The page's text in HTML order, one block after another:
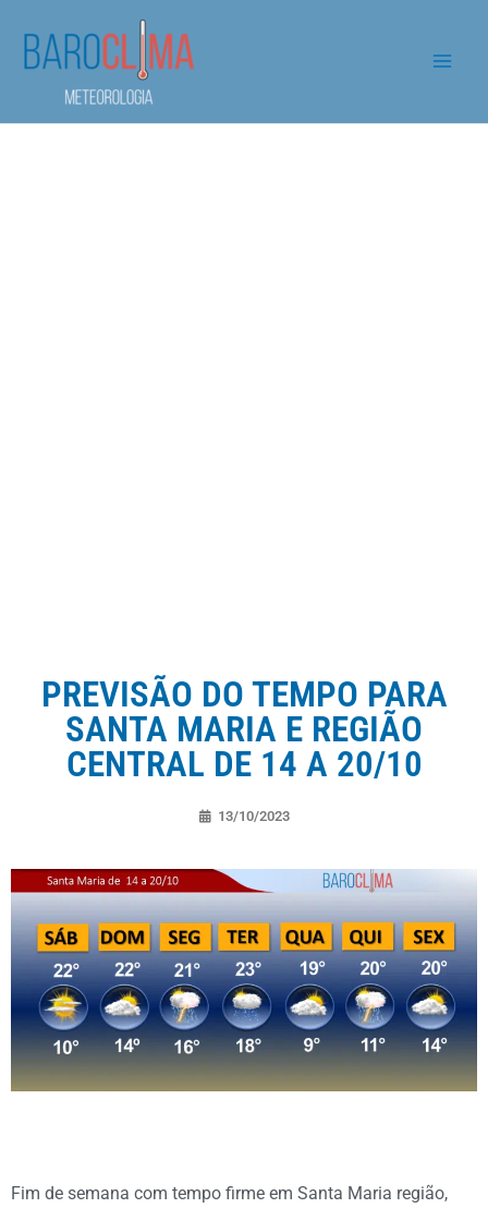
PREVISÃO DO TEMPO PARA
SANTA MARIA E REGIÃO
CENTRAL DE 14 A 20/10
13/10/2023
Fim de semana com tempo firme em Santa Maria região,